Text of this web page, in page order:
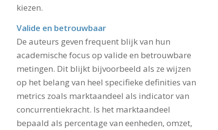
kiezen.
Valide en betrouwbaar
De auteurs geven frequent blijk van hun
academische focus op valide en betrouwbare
metingen. Dit blijkt bijvoorbeeld als ze wijzen
op het belang van heel specifieke definities van
metrics zoals marktaandeel als indicator van
concurrentiekracht. Is het marktaandeel
bepaald als percentage van eenheden, omzet,